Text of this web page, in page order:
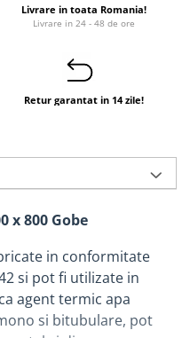
Livrare in toata Romania!
Livrare in 24 - 48 de ore
Retur garantat in 14 zile!
x 800 Gobe
in conformitate
si pot fi utilizate in
agent termic apa
si bitubulare, pot